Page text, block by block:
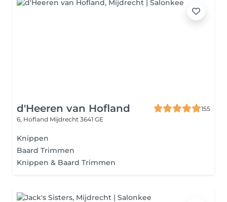
d'Heeren van Hofland
155
6, Hofland Mijdrecht 3641 GE
Knippen
Baard Trimmen
Knippen & Baard Trimmen